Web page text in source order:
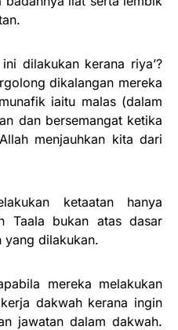
dilakukan kerana riya’?
dikalangan mereka
iaitu malas (dalam
dan bersemangat ketika
menjauhkan kita dari
ketaatan hanya
Taala bukan atas dasar
yang dilakukan.
mereka melakukan
dakwah kerana ingin
jawatan dalam dakwah.